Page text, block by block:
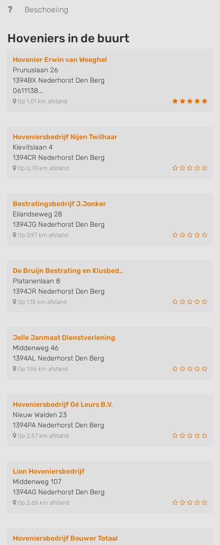
Beschoeiing
Hoveniers in de buurt
Hovenier Erwin van Weeghel
Prunuslaan 26
1394BX Nederhorst Den Berg
0611138...
Op 1,01 km afstand
Hoveniersbedrijf Nijen Twilhaar
Kievitslaan 4
1394CR Nederhorst Den Berg
Op 0,70 km afstand
Bestratingsbedrijf J.Jonker
Eilandseweg 28
1394JG Nederhorst Den Berg
Op 0,97 km afstand
De Bruijn Bestrating en Klusbed..
Platanenlaan 8
1394JR Nederhorst Den Berg
Op 1,15 km afstand
Jelle Janmaat Dienstverlening
Middenweg 46
1394AL Nederhorst Den Berg
Op 1,96 km afstand
Hoveniersbedrijf Gé Leurs B.V.
Nieuw Walden 23
1394PA Nederhorst Den Berg
Op 2,57 km afstand
Lion Hoveniersbedrijf
Middenweg 107
1394AG Nederhorst Den Berg
Op 2,65 km afstand
Hoveniersbedrijf Bouwer Totaal